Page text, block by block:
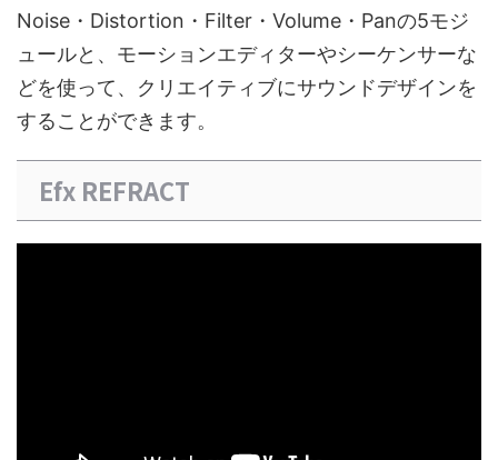
Noise・Distortion・Filter・Volume・Panの5モジ
ュールと、モーションエディターやシーケンサーな
どを使って、クリエイティブにサウンドデザインを
することができます。
Efx REFRACT